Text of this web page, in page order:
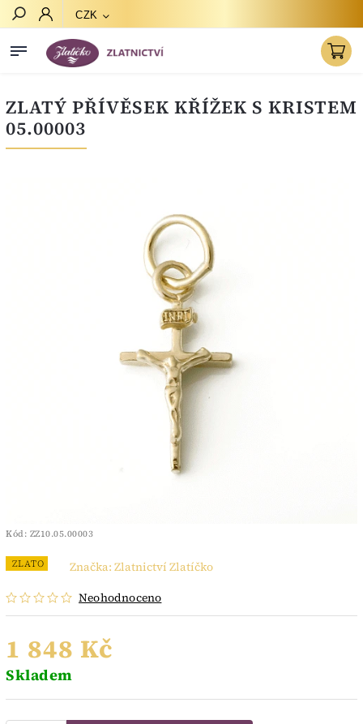
CZK
ZLATÝ PŘÍVĚSEK KŘÍŽEK S KRISTEM
05.00003
Kód: ZZ10.05.00003
ZLATO
Neohodnoceno
Značka: Zlatnictví Zlatíčko
1 848 Kč
Skladem